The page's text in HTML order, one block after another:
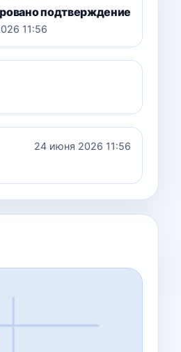
подтверждение
11:56
24 июня 2026 11:56